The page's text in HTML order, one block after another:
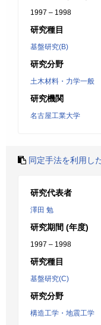
1997 – 1998
研究種目
基盤研究(B)
研究分野
土木材料・力学一般
研究機関
名古屋工業大学
同定手法を利用し
研究代表者
澤田 勉
研究期間 (年度)
1997 – 1998
研究種目
基盤研究(C)
研究分野
構造工学・地震工学